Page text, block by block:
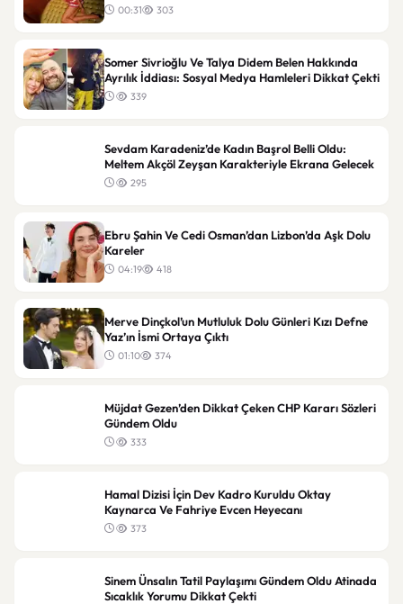
00:31 303
Somer Sivrioğlu Ve Talya Didem Belen Hakkında
Ayrılık İddiası: Sosyal Medya Hamleleri Dikkat Çekti
339
Sevdam Karadeniz’de Kadın Başrol Belli Oldu:
Meltem Akçöl Zeyşan Karakteriyle Ekrana Gelecek
295
Ebru Şahin Ve Cedi Osman’dan Lizbon’da Aşk Dolu
Kareler
04:19 418
Merve Dinçkol’un Mutluluk Dolu Günleri Kızı Defne
Yaz’ın İsmi Ortaya Çıktı
01:10 374
Müjdat Gezen’den Dikkat Çeken CHP Kararı Sözleri
Gündem Oldu
333
Hamal Dizisi İçin Dev Kadro Kuruldu Oktay
Kaynarca Ve Fahriye Evcen Heyecanı
373
Sinem Ünsalın Tatil Paylaşımı Gündem Oldu Atinada
Sıcaklık Yorumu Dikkat Çekti